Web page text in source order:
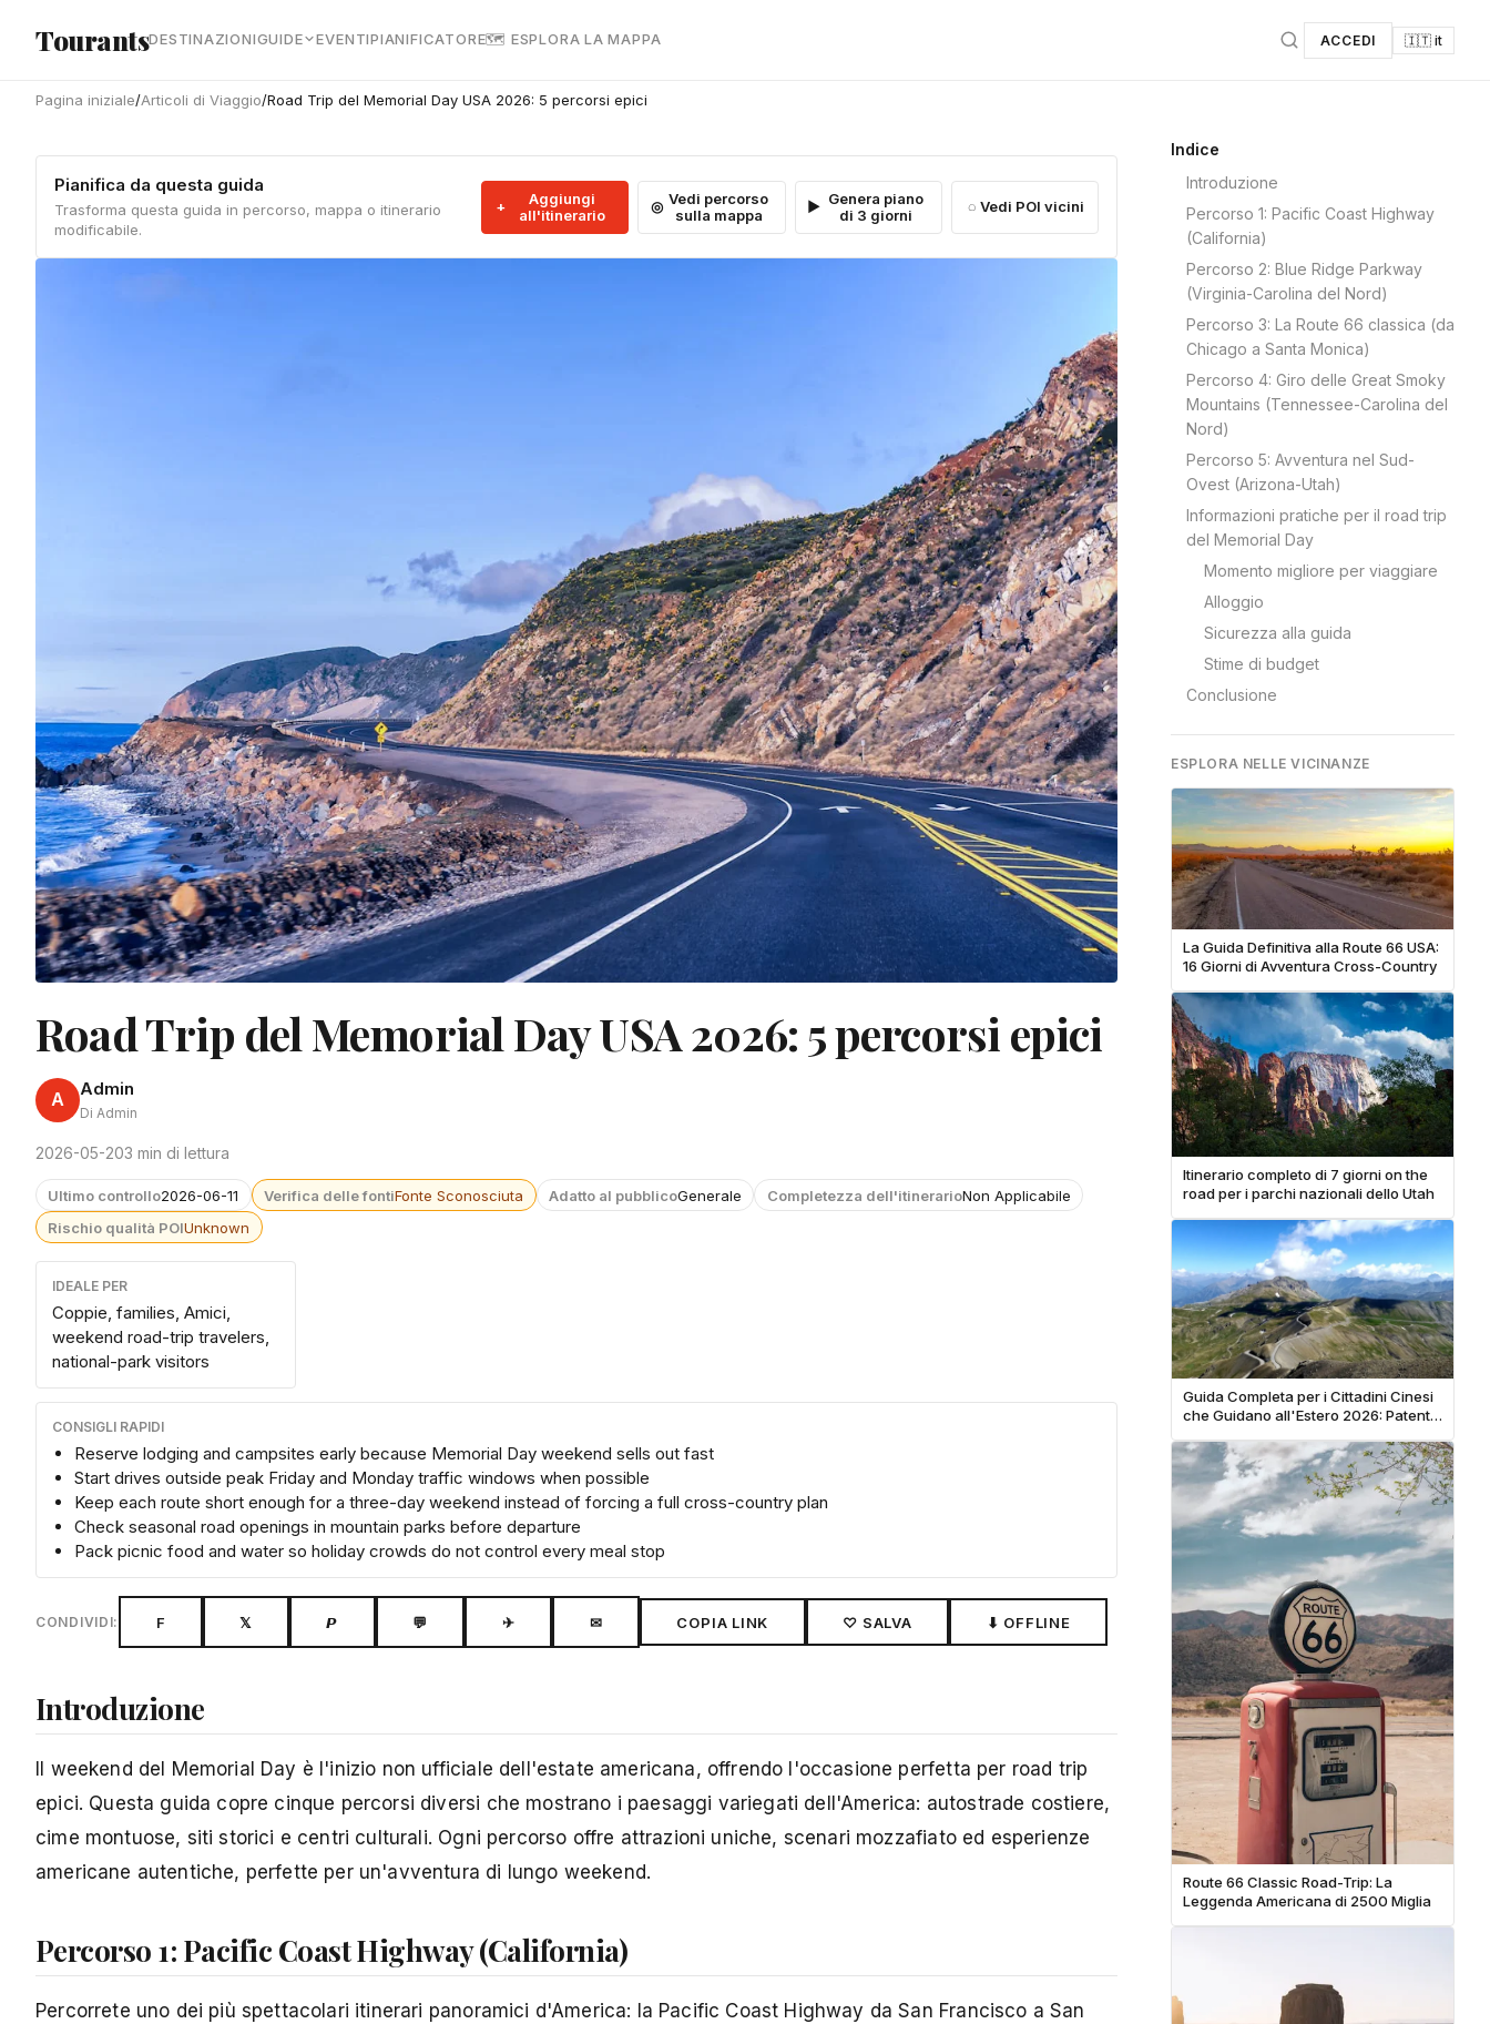
TourantsDESTINAZIONIGUIDE EVENTIPIANIFICATORE🗺 ESPLORA LA MAPPA ACCEDI 🇮🇹 it
Pagina iniziale/Articoli di Viaggio/Road Trip del Memorial Day USA 2026: 5 percorsi epici
Pianifica da questa guida
Trasforma questa guida in percorso, mappa o itinerario
modificabile.
Aggiungi
all'itinerario
Vedi percorso
sulla mappa
Genera piano
di 3 giorni
Vedi POI vicini
Road Trip del Memorial Day USA 2026: 5 percorsi epici
A Admin
Di Admin
2026-05-203 min di lettura
Ultimo controllo2026-06-11 Verifica delle fontiFonte Sconosciuta Adatto al pubblicoGenerale Completezza dell'itinerarioNon Applicabile
Rischio qualità POIUnknown
IDEALE PER
Coppie, families, Amici,
weekend road-trip travelers,
national-park visitors
CONSIGLI RAPIDI
Reserve lodging and campsites early because Memorial Day weekend sells out fast
Start drives outside peak Friday and Monday traffic windows when possible
Keep each route short enough for a three-day weekend instead of forcing a full cross-country plan
Check seasonal road openings in mountain parks before departure
Pack picnic food and water so holiday crowds do not control every meal stop
CONDIVIDI: F 𝕏 𝙋 💬 ✈ ✉ COPIA LINK ♡ SALVA ⬇ OFFLINE
Introduzione
Il weekend del Memorial Day è l'inizio non ufficiale dell'estate americana, offrendo l'occasione perfetta per road trip
epici. Questa guida copre cinque percorsi diversi che mostrano i paesaggi variegati dell'America: autostrade costiere,
cime montuose, siti storici e centri culturali. Ogni percorso offre attrazioni uniche, scenari mozzafiato ed esperienze
americane autentiche, perfette per un'avventura di lungo weekend.
Percorso 1: Pacific Coast Highway (California)
Percorrete uno dei più spettacolari itinerari panoramici d'America: la Pacific Coast Highway da San Francisco a San
Indice
Introduzione
Percorso 1: Pacific Coast Highway
(California)
Percorso 2: Blue Ridge Parkway
(Virginia-Carolina del Nord)
Percorso 3: La Route 66 classica (da
Chicago a Santa Monica)
Percorso 4: Giro delle Great Smoky
Mountains (Tennessee-Carolina del
Nord)
Percorso 5: Avventura nel Sud-
Ovest (Arizona-Utah)
Informazioni pratiche per il road trip
del Memorial Day
Momento migliore per viaggiare
Alloggio
Sicurezza alla guida
Stime di budget
Conclusione
ESPLORA NELLE VICINANZE
La Guida Definitiva alla Route 66 USA:
16 Giorni di Avventura Cross-Country
Itinerario completo di 7 giorni on the
road per i parchi nazionali dello Utah
Guida Completa per i Cittadini Cinesi
che Guidano all'Estero 2026: Patenti
Globale
Route 66 Classic Road-Trip: La
Leggenda Americana di 2500 Miglia